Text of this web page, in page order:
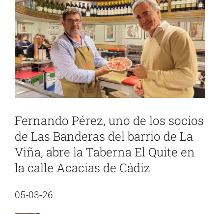
imagen
más
grande
Fernando Pérez, uno de los socios
de Las Banderas del barrio de La
Viña, abre la Taberna El Quite en
la calle Acacias de Cádiz
05-03-26